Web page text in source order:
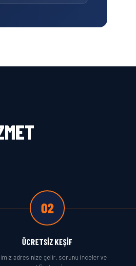
02
ÜCRETSIZ KEŞIF
adresinize gelir, sorunu inceler ve